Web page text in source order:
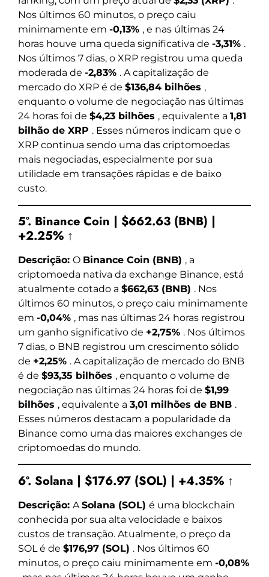
Nos últimos 60 minutos, o preço caiu
minimamente em -0,13% , e nas últimas 24
horas houve uma queda significativa de -3,31% .
Nos últimos 7 dias, o XRP registrou uma queda
moderada de -2,83% . A capitalização de
mercado do XRP é de $136,84 bilhões ,
enquanto o volume de negociação nas últimas
24 horas foi de $4,23 bilhões , equivalente a 1,81
bilhão de XRP . Esses números indicam que o
XRP continua sendo uma das criptomoedas
mais negociadas, especialmente por sua
utilidade em transações rápidas e de baixo
custo.
5º. Binance Coin | $662.63 (BNB) |
+2.25% ↑
Descrição: O Binance Coin (BNB) , a
criptomoeda nativa da exchange Binance, está
atualmente cotado a $662,63 (BNB) . Nos
últimos 60 minutos, o preço caiu minimamente
em -0,04% , mas nas últimas 24 horas registrou
um ganho significativo de +2,75% . Nos últimos
7 dias, o BNB registrou um crescimento sólido
de +2,25% . A capitalização de mercado do BNB
é de $93,35 bilhões , enquanto o volume de
negociação nas últimas 24 horas foi de $1,99
bilhões , equivalente a 3,01 milhões de BNB .
Esses números destacam a popularidade da
Binance como uma das maiores exchanges de
criptomoedas do mundo.
6º. Solana | $176.97 (SOL) | +4.35% ↑
Descrição: A Solana (SOL) é uma blockchain
conhecida por sua alta velocidade e baixos
custos de transação. Atualmente, o preço da
SOL é de $176,97 (SOL) . Nos últimos 60
minutos, o preço caiu minimamente em -0,08%